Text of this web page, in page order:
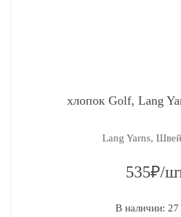
хлопок Golf, Lang
Lang Yarns,
535₽/
В наличии: